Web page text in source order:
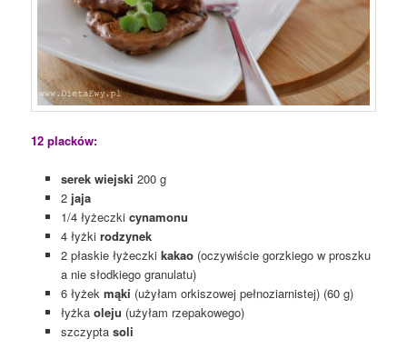
12 placków:
serek wiejski 200 g
2 jaja
1/4 łyżeczki cynamonu
4 łyżki rodzynek
2 płaskie łyżeczki kakao(oczywiście gorzkiego w proszku
a nie słodkiego granulatu)
6 łyżek mąki (użyłam orkiszowej pełnoziarnistej) (60 g)
łyżka oleju (użyłam rzepakowego)
szczypta soli